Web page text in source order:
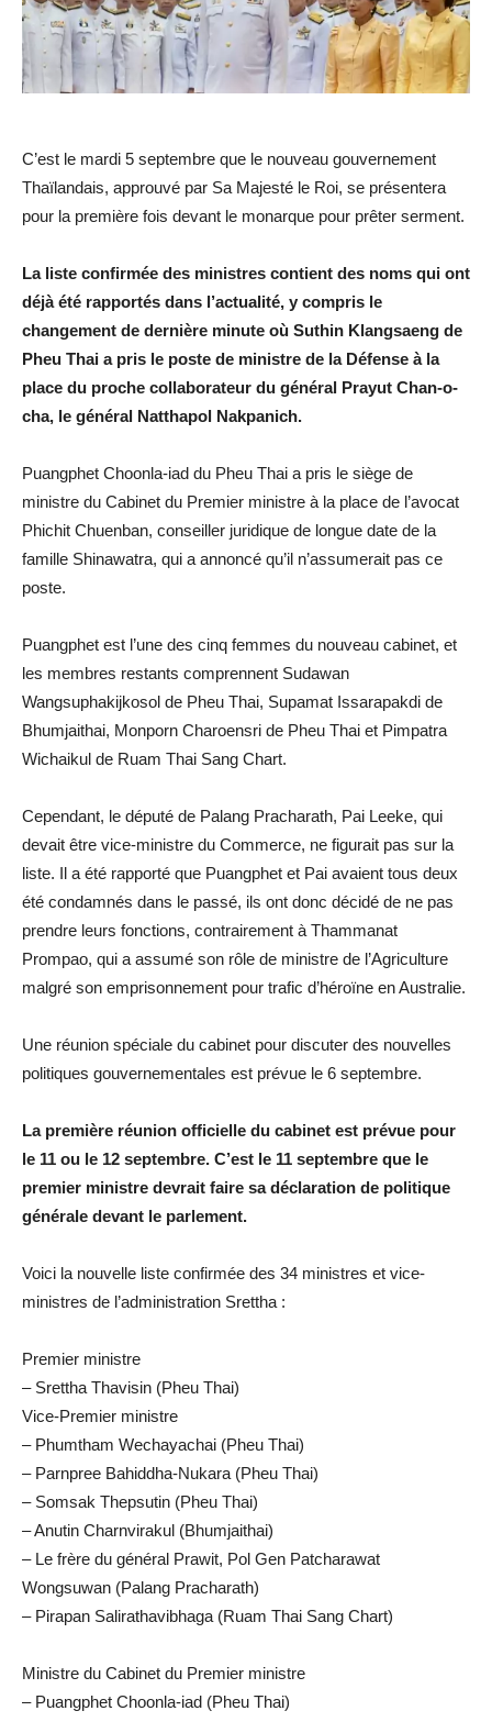
C’est le mardi 5 septembre que le nouveau gouvernement
Thaïlandais, approuvé par Sa Majesté le Roi, se présentera
pour la première fois devant le monarque pour prêter serment.
La liste confirmée des ministres contient des noms qui ont
déjà été rapportés dans l’actualité, y compris le
changement de dernière minute où Suthin Klangsaeng de
Pheu Thai a pris le poste de ministre de la Défense à la
place du proche collaborateur du général Prayut Chan-o-
cha, le général Natthapol Nakpanich.
Puangphet Choonla-iad du Pheu Thai a pris le siège de
ministre du Cabinet du Premier ministre à la place de l’avocat
Phichit Chuenban, conseiller juridique de longue date de la
famille Shinawatra, qui a annoncé qu’il n’assumerait pas ce
poste.
Puangphet est l’une des cinq femmes du nouveau cabinet, et
les membres restants comprennent Sudawan
Wangsuphakijkosol de Pheu Thai, Supamat Issarapakdi de
Bhumjaithai, Monporn Charoensri de Pheu Thai et Pimpatra
Wichaikul de Ruam Thai Sang Chart.
Cependant, le député de Palang Pracharath, Pai Leeke, qui
devait être vice-ministre du Commerce, ne figurait pas sur la
liste. Il a été rapporté que Puangphet et Pai avaient tous deux
été condamnés dans le passé, ils ont donc décidé de ne pas
prendre leurs fonctions, contrairement à Thammanat
Prompao, qui a assumé son rôle de ministre de l’Agriculture
malgré son emprisonnement pour trafic d’héroïne en Australie.
Une réunion spéciale du cabinet pour discuter des nouvelles
politiques gouvernementales est prévue le 6 septembre.
La première réunion officielle du cabinet est prévue pour
le 11 ou le 12 septembre. C’est le 11 septembre que le
premier ministre devrait faire sa déclaration de politique
générale devant le parlement.
Voici la nouvelle liste confirmée des 34 ministres et vice-
ministres de l’administration Srettha :
Premier ministre
– Srettha Thavisin (Pheu Thai)
Vice-Premier ministre
– Phumtham Wechayachai (Pheu Thai)
– Parnpree Bahiddha-Nukara (Pheu Thai)
– Somsak Thepsutin (Pheu Thai)
– Anutin Charnvirakul (Bhumjaithai)
– Le frère du général Prawit, Pol Gen Patcharawat
Wongsuwan (Palang Pracharath)
– Pirapan Salirathavibhaga (Ruam Thai Sang Chart)
Ministre du Cabinet du Premier ministre
– Puangphet Choonla-iad (Pheu Thai)